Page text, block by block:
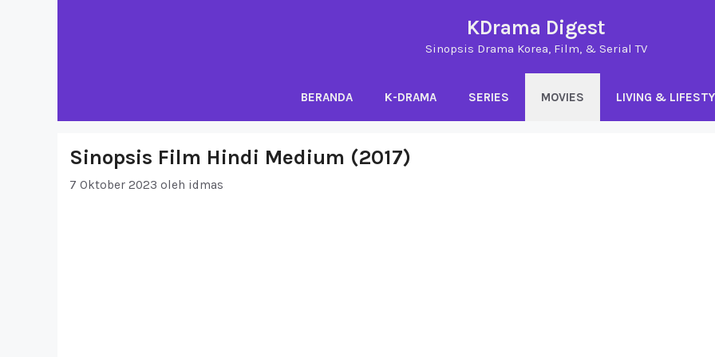
KDrama Digest
Sinopsis Drama Korea, Film, & Serial TV
BERANDA K-DRAMA SERIES MOVIES LIVING &
Sinopsis Film Hindi Medium (2017)
7 Oktober 2023 oleh idmas